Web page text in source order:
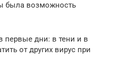
была возможность
первые дни: в тени и в
от других вирус при